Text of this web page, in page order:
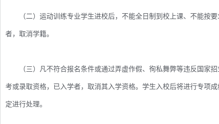
（二）运动训练专业学生进校后，不能全日制到校上课、不能按要
者，取消学籍。
（三）凡不符合报名条件或通过弄虚作假、徇私舞弊等违反国家招
考或录取资格，已入学者，取消其入学资格。学生入校后将进行专项
定进行处理。